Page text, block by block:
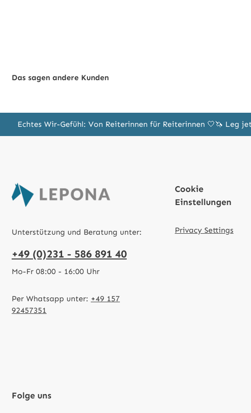
Das sagen andere Kunden
Echtes Wir-Gefühl: Von Reiterinnen für Reiterinnen 🤍🦄 Leg
Unterstützung und Beratung unter:
+49 (0)231 - 586 891 40
Mo-Fr 08:00 - 16:00 Uhr
Per Whatsapp unter: +49 157
92457351
Cookie
Einstellungen
Privacy Settings
Folge uns